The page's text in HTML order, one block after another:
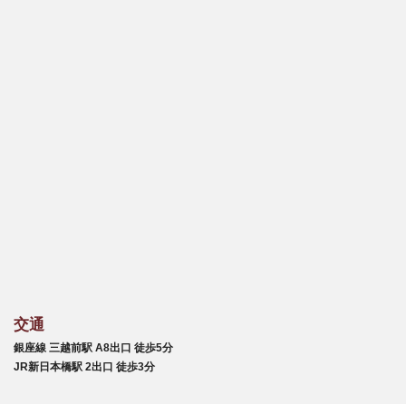
交通
銀座線 三越前駅 A8出口 徒歩5分
JR新日本橋駅 2出口 徒歩3分